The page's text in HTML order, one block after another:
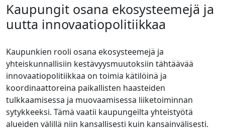
Kaupungit osana ekosysteemejä ja
uutta innovaatiopolitiikkaa
Kaupunkien rooli osana ekosysteemejä ja
yhteiskunnallisiin kestävyysmuutoksiin tähtäävää
innovaatiopolitiikkaa on toimia kätilöinä ja
koordinaattoreina paikallisten haasteiden
tulkkaamisessa ja muovaamisessa liiketoiminnan
sytykkeeksi. Tämä vaatii kaupungeilta yhteistyötä
alueiden välillä niin kansallisesti kuin kansainvälisesti.